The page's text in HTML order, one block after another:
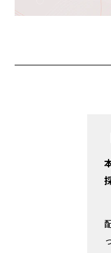
収入#インタビュー#ラ
自分らしく働く
フリーランスのための